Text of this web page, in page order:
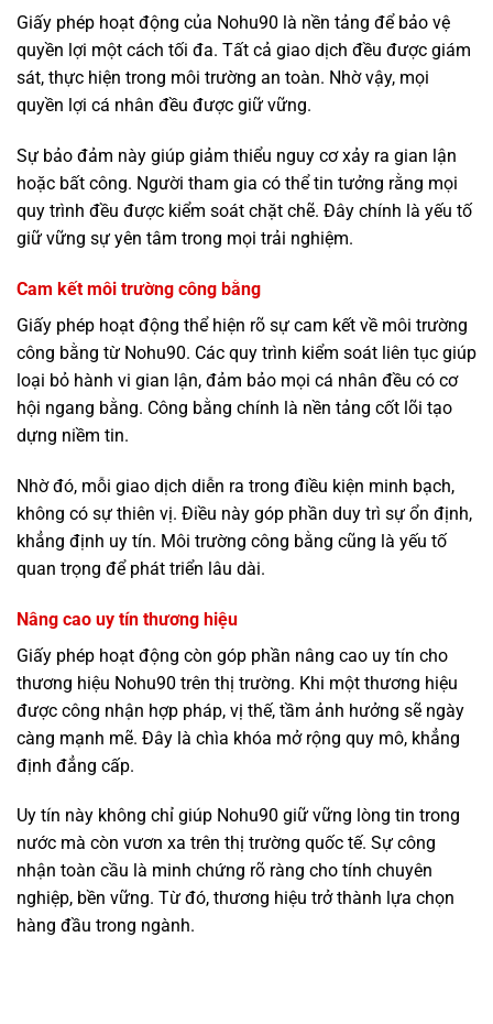
Giấy phép hoạt động của Nohu90 là nền tảng để bảo vệ
quyền lợi một cách tối đa. Tất cả giao dịch đều được giám
sát, thực hiện trong môi trường an toàn. Nhờ vậy, mọi
quyền lợi cá nhân đều được giữ vững.
Sự bảo đảm này giúp giảm thiểu nguy cơ xảy ra gian lận
hoặc bất công. Người tham gia có thể tin tưởng rằng mọi
quy trình đều được kiểm soát chặt chẽ. Đây chính là yếu tố
giữ vững sự yên tâm trong mọi trải nghiệm.
Cam kết môi trường công bằng
Giấy phép hoạt động thể hiện rõ sự cam kết về môi trường
công bằng từ Nohu90. Các quy trình kiểm soát liên tục giúp
loại bỏ hành vi gian lận, đảm bảo mọi cá nhân đều có cơ
hội ngang bằng. Công bằng chính là nền tảng cốt lõi tạo
dựng niềm tin.
Nhờ đó, mỗi giao dịch diễn ra trong điều kiện minh bạch,
không có sự thiên vị. Điều này góp phần duy trì sự ổn định,
khẳng định uy tín. Môi trường công bằng cũng là yếu tố
quan trọng để phát triển lâu dài.
Nâng cao uy tín thương hiệu
Giấy phép hoạt động còn góp phần nâng cao uy tín cho
thương hiệu Nohu90 trên thị trường. Khi một thương hiệu
được công nhận hợp pháp, vị thế, tầm ảnh hưởng sẽ ngày
càng mạnh mẽ. Đây là chìa khóa mở rộng quy mô, khẳng
định đẳng cấp.
Uy tín này không chỉ giúp Nohu90 giữ vững lòng tin trong
nước mà còn vươn xa trên thị trường quốc tế. Sự công
nhận toàn cầu là minh chứng rõ ràng cho tính chuyên
nghiệp, bền vững. Từ đó, thương hiệu trở thành lựa chọn
hàng đầu trong ngành.